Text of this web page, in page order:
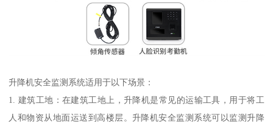
升降机安全监测系统适用于以下场景：
1. 建筑工地：在建筑工地上，升降机是常见的运输工具，用于将工
人和物资从地面运送到高楼层。升降机安全监测系统可以监测升降